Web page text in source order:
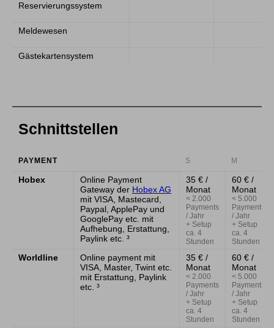
Reservierungssystem
Meldewesen
Gästekartensystem
Schnittstellen
PAYMENT S M
Hobex
Online Payment
Gateway der Hobex AG
mit VISA, Mastecard,
Paypal, ApplePay und
GooglePay etc. mit
Aufhebung, Erstattung,
Paylink etc. ³
35 € /
Monat
< 2.000
Payments
/ Jahr
+ Setup
ca. 4
Stunden
60 € /
Monat
< 5.000
Payments
/ Jahr
+ Setup
ca. 4
Stunden
Worldline
Online payment mit
VISA, Master, Twint etc.
mit Erstattung, Paylink
etc. ³
35 € /
Monat
< 2.000
Payments
/ Jahr
+ Setup
ca. 4
Stunden
60 € /
Monat
< 5.000
Payments
/ Jahr
+ Setup
ca. 4
Stunden